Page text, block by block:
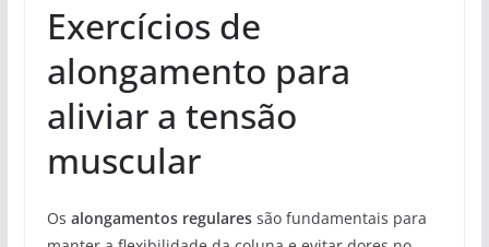
Exercícios de
alongamento para
aliviar a tensão
muscular
Os alongamentos regularessão fundamentais para